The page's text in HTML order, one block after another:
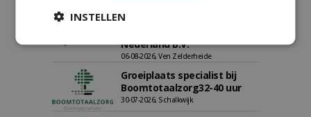
magazijnmedewerker
Nederland B.V.
06-08-2026, Ven Zelderheide
Groeiplaats specialist bij
Boomtotaalzorg32-40 uur
30-07-2026, Schalkwijk
INSTELLEN